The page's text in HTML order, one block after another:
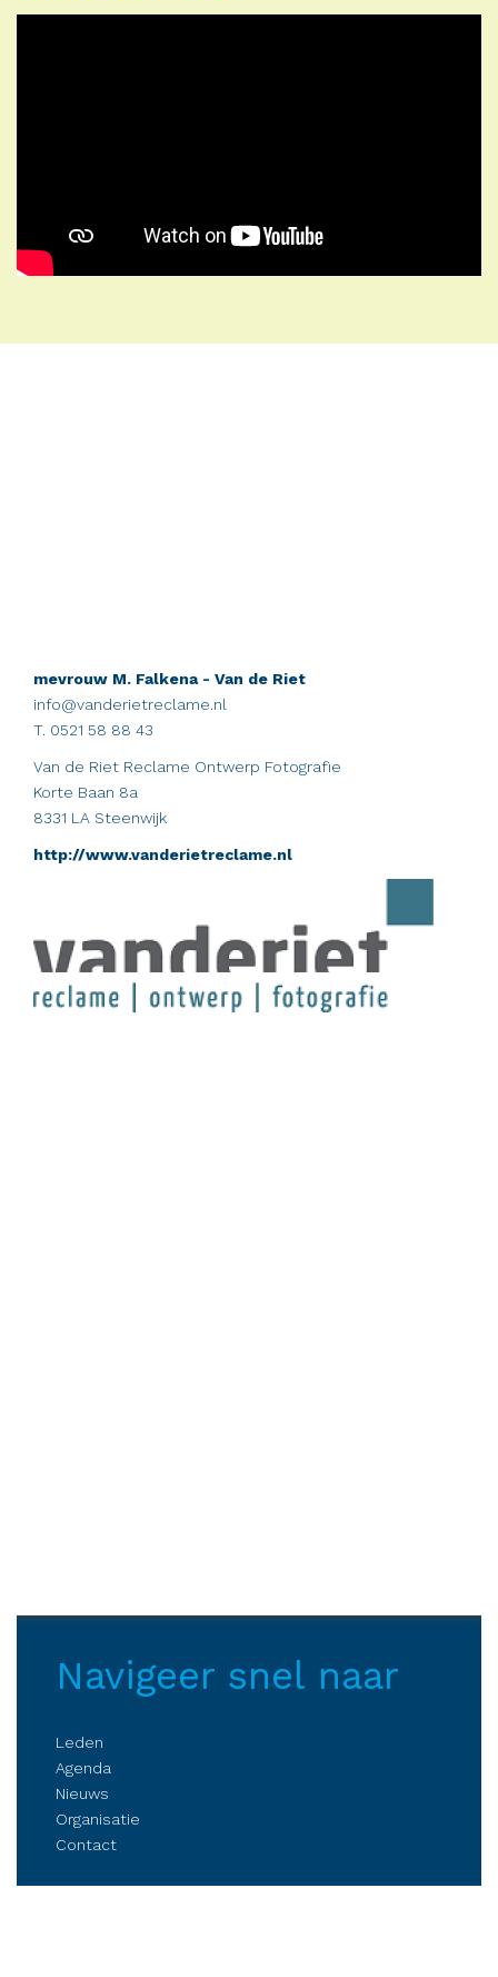
mevrouw M. Falkena - Van de Riet
info@vanderietreclame.nl
T. 0521 58 88 43
Van de Riet Reclame Ontwerp Fotografie
Korte Baan 8a
8331 LA Steenwijk
http://www.vanderietreclame.nl
Navigeer snel naar
Leden
Agenda
Nieuws
Organisatie
Contact